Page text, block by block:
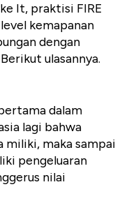
It, praktisi FIRE
kemapanan
dengan
ulasannya.
dalam
lagi bahwa
miliki, maka sampai
pengeluaran
nilai